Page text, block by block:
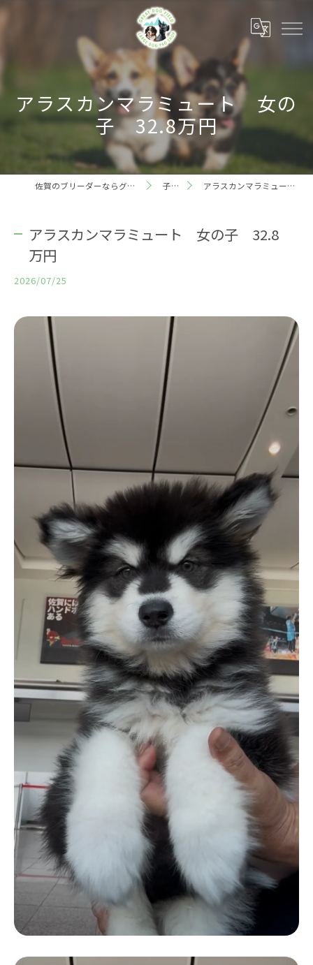
アラスカンマラミュート 女の
子 32.8万円
佐賀のブリーダーならグレートドッグフィールド 子犬情報 アラスカンマラミュート 女の子 32.8万円
アラスカンマラミュート 女の子 32.8
万円
2026/07/25